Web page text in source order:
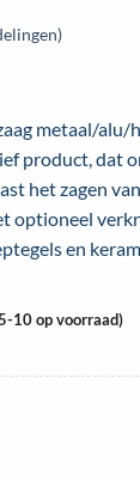
metaal/alu/
product, dat
het zagen
optioneel
en
10 op voorraad)